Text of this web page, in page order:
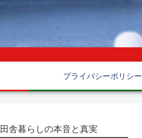
プライバシーポリシー
舎暮らしの本音と真実